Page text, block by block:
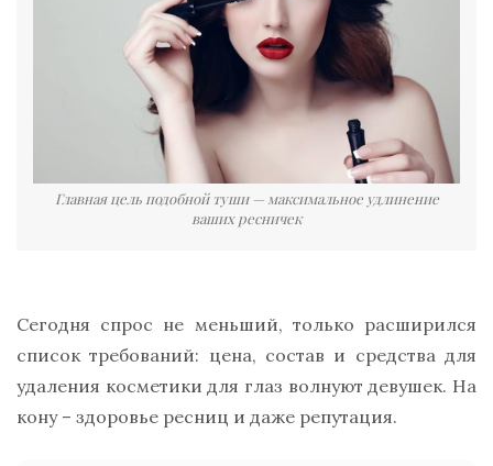
Главная цель подобной туши — максимальное удлинение
ваших ресничек
Сегодня спрос не меньший, только расширился
список требований: цена, состав и средства для
удаления косметики для глаз волнуют девушек. На
кону – здоровье ресниц и даже репутация.